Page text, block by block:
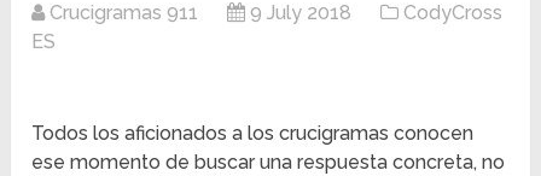
Crucigramas 911 9 July 2018
CodyCross
ES
Todos los aficionados a los crucigramas conocen
ese momento de buscar una respuesta concreta, no